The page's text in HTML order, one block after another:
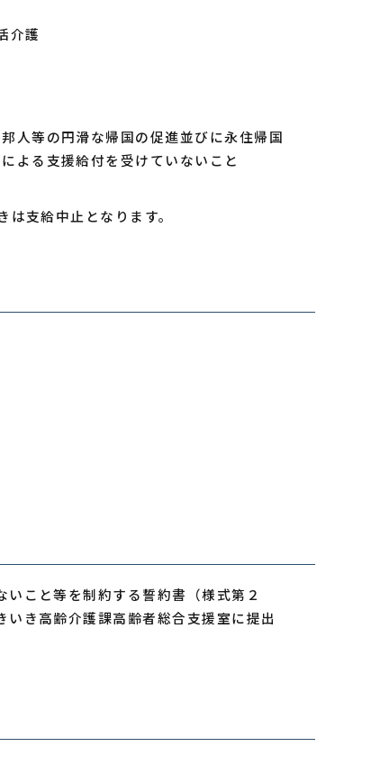
介護
人等の円滑な帰国の促進並びに永住帰国
よる支援給付を受けていないこと
支給中止となります。
こと等を制約する誓約書（様式第２
き高齢介護課高齢者総合支援室に提出